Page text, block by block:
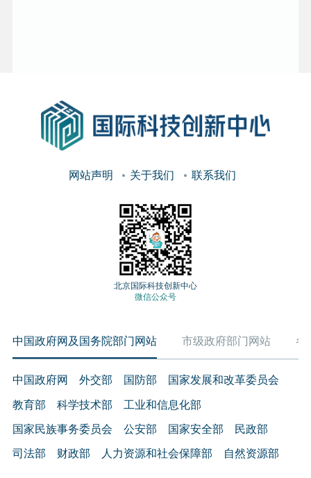
网站声明 关于我们 联系我们
北京国际科技创新中心
微信公众号
中国政府网及国务院部门网站 市级政府部门网站 各
中国政府网 外交部 国防部 国家发展和改革委员会
教育部 科学技术部 工业和信息化部
国家民族事务委员会 公安部 国家安全部 民政部
司法部 财政部 人力资源和社会保障部 自然资源部